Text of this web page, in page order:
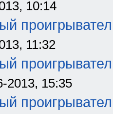
10:14
11:32
2013, 15:35